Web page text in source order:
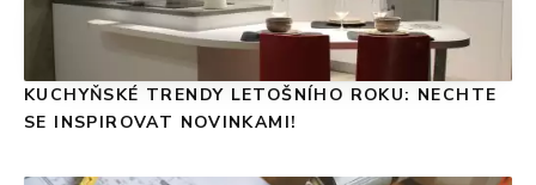
KUCHYŇSKÉ TRENDY LETOŠNÍHO ROKU: NECHTE
SE INSPIROVAT NOVINKAMI!